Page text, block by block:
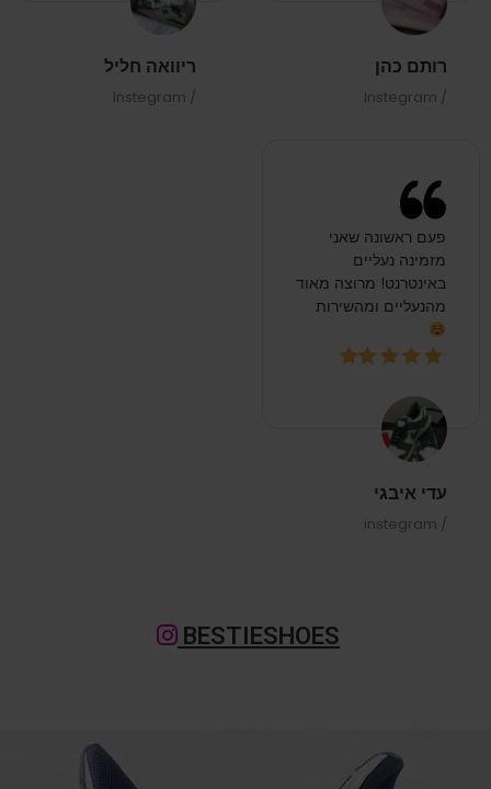
רותם כהן
/ Instegram
ריוואה חליל
/ Instegram
פעם ראשונה שאני
מזמינה נעליים
באינטרנט! מרוצה מאוד
מהנעליים ומהשירות
עדי איבגי
/ instegram
BESTIESHOES